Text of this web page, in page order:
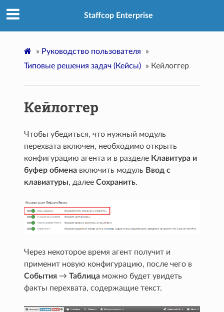
Staffcop Enterprise
» Руководство пользователя
»
Типовые решения задач (Кейсы)
» Кейлоггер
Кейлоггер
Чтобы убедиться, что нужный модуль
перехвата включен, необходимо открыть
конфигурацию агента и в разделе Клавитура и
буфер обмена включить модуль Ввод с
клавиатуры, далееСохранить.
Через некоторое время агент получит и
применит новую конфигурацию, после чего в
События →Таблица можно будет увидеть
факты перехвата, содержащие текст.